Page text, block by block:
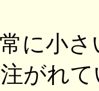
に小
がれ